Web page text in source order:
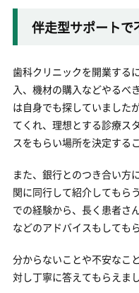
伴走型サポートで
歯科クリニックを開業する
入、機材の購入などやるべ
は自身でも探していました
てくれ、理想とする診療ス
スをもらい場所を決定する
また、銀行とのつき合い方
関に同行して紹介してもら
での経験から、長く患者さ
などのアドバイスもしても
分からないことや不安なこ
対し丁寧に答えてもらえまし